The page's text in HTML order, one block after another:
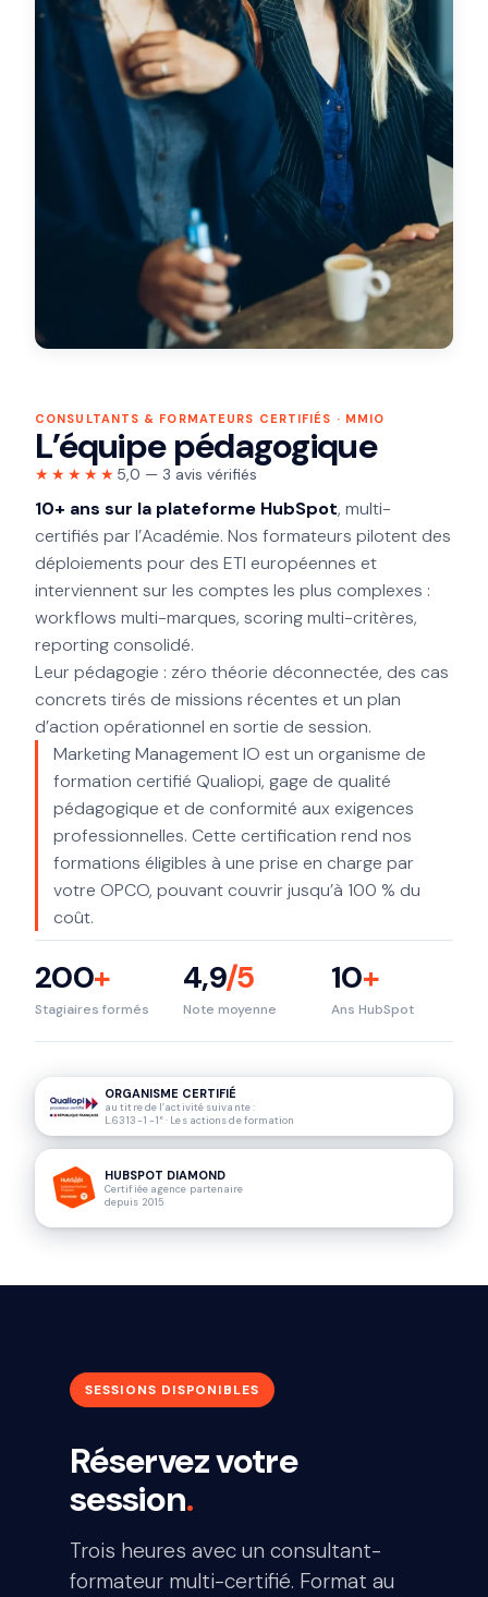
marketing
Fonctionnement des SMS
Intégration et gestion des fichiers
Fonctionnement des workflows
Création de tableaux de bord et
rapports
CONSULTANTS & FORMATEURS CERTIFIÉS · MMIO
L’équipe pédagogique
★★★★★ 5,0 — 3 avis vérifiés
10+ ans sur la plateforme HubSpot, multi-
certifiés par l’Académie. Nos formateurs pilotent des
déploiements pour des ETI européennes et
interviennent sur les comptes les plus complexes :
workflows multi-marques, scoring multi-critères,
reporting consolidé.
Leur pédagogie : zéro théorie déconnectée, des cas
concrets tirés de missions récentes et un plan
d’action opérationnel en sortie de session.
Marketing Management IO est un organisme de
formation certifié Qualiopi, gage de qualité
pédagogique et de conformité aux exigences
professionnelles. Cette certification rend nos
formations éligibles à une prise en charge par
votre OPCO, pouvant couvrir jusqu’à 100 % du
coût.
200+
Stagiaires formés
4,9/5
Note moyenne
10+
Ans HubSpot
ORGANISME CERTIFIÉ
au titre de l’activité suivante :
L.6313-1 -1° · Les actions de formation
HUBSPOT DIAMOND
Certifiée agence partenaire
depuis 2015
SESSIONS DISPONIBLES
Réservez votre
session.
Trois heures avec un consultant-
formateur multi-certifié. Format au